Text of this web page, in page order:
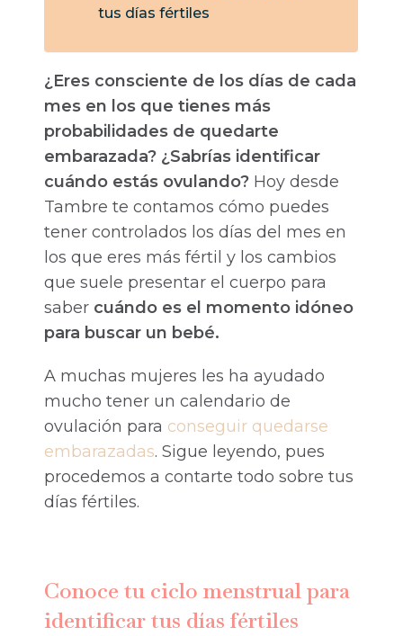
tus días fértiles
¿Eres consciente de los días de cada
mes en los que tienes más
probabilidades de quedarte
embarazada? ¿Sabrías identificar
cuándo estás ovulando? Hoy desde
Tambre te contamos cómo puedes
tener controlados los días del mes en
los que eres más fértil y los cambios
que suele presentar el cuerpo para
saber cuándo es el momento idóneo
para buscar un bebé.
A muchas mujeres les ha ayudado
mucho tener un calendario de
ovulación para conseguir quedarse
embarazadas. Sigue leyendo, pues
procedemos a contarte todo sobre tus
días fértiles.
Conoce tu ciclo menstrual para
identificar tus días fértiles